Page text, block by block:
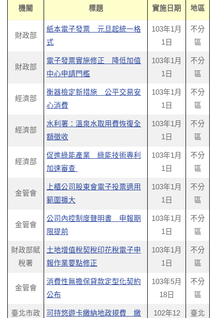
機關 標題 實施日期 地區
財政部
紙本電子發票 元旦起統一格
式
103年1月
1日
不分
區
財政部
電子發票實施修正 降低加值
中心申請門檻
103年1月
1日
不分
區
經濟部
衡器檢定新措施 公平交易安
心消費
103年1月
1日
不分
區
經濟部
水利署：溫泉水取用費恢復全
額徵收
103年1月
1日
不分
區
經濟部
促進綠能產業 綠能技術專利
加速審查
103年1月
1日
不分
區
金管會
上櫃公司股東會電子投票適用
範圍擴大
103年1月
1日
不分
區
金管會
公司內控制度聲明書 申報期
限提前
103年1月
1日
不分
區
財政部賦
稅署
土地增值稅契稅印花稅電子申
報作業要點修正
103年1月
1日
不分
區
金管會
消費性無擔保貸款定型化契約
公布
103年5月
18日
不分
區
臺北市政
可持悠遊卡繳納地政規費 繳
102年12
臺北